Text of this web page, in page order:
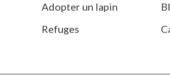
Adopter un lapin
Refuges